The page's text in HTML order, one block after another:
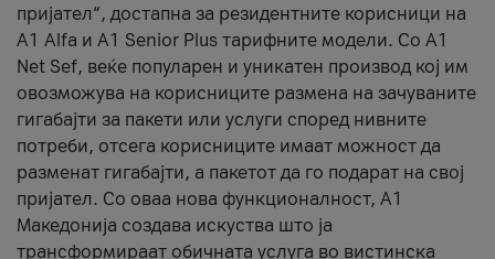
пријател“, достапна за резидентните корисници на
А1 Alfa и A1 Senior Plus тарифните модели. Со A1
Net Sef, веќе популарен и уникатен производ кој им
овозможува на корисниците размена на зачуваните
гигабајти за пакети или услуги според нивните
потреби, отсега корисниците имаат можност да
разменат гигабајти, а пакетот да го подарат на свој
пријател. Со оваа нова функционалност, А1
Македонија создава искуства што ја
трансформираат обичната услуга во вистинска